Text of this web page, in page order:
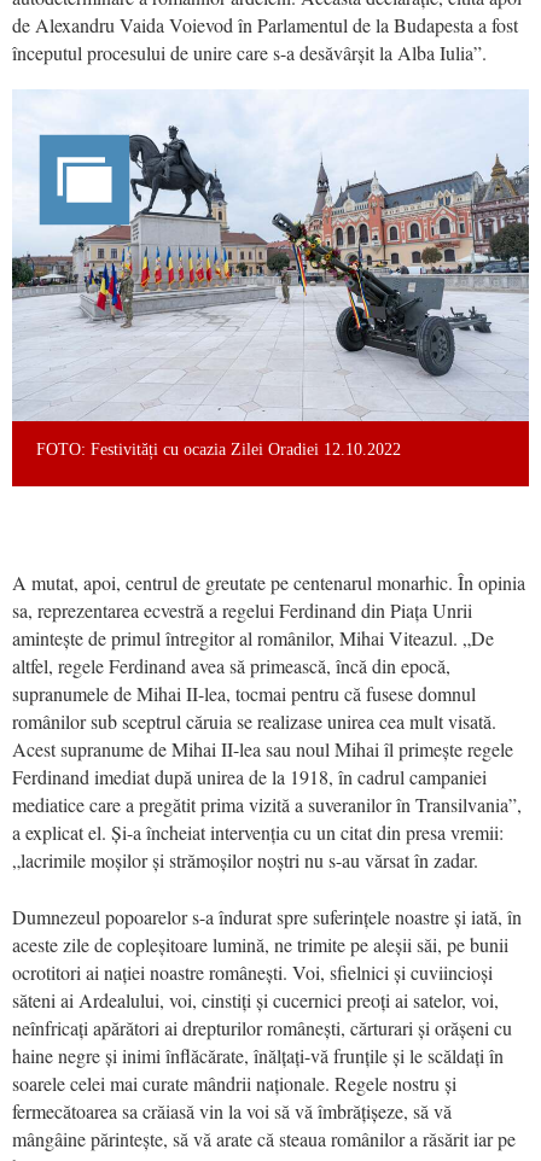
de Alexandru Vaida Voievod în Parlamentul de la Budapesta a fost
începutul procesului de unire care s-a desăvârșit la Alba Iulia”.
FOTO: Festivități cu ocazia Zilei Oradiei 12.10.2022
A mutat, apoi, centrul de greutate pe centenarul monarhic. În opinia
sa, reprezentarea ecvestră a regelui Ferdinand din Piața Unrii
amintește de primul întregitor al românilor, Mihai Viteazul. „De
altfel, regele Ferdinand avea să primească, încă din epocă,
supranumele de Mihai II-lea, tocmai pentru că fusese domnul
românilor sub sceptrul căruia se realizase unirea cea mult visată.
Acest supranume de Mihai II-lea sau noul Mihai îl primește regele
Ferdinand imediat după unirea de la 1918, în cadrul campaniei
mediatice care a pregătit prima vizită a suveranilor în Transilvania”,
a explicat el. Și-a încheiat intervenția cu un citat din presa vremii:
„lacrimile moșilor și strămoșilor noștri nu s-au vărsat în zadar.
Dumnezeul popoarelor s-a îndurat spre suferințele noastre și iată, în
aceste zile de copleșitoare lumină, ne trimite pe aleșii săi, pe bunii
ocrotitori ai nației noastre românești. Voi, sfielnici și cuviincioși
săteni ai Ardealului, voi, cinstiți și cucernici preoți ai satelor, voi,
neînfricați apărători ai drepturilor românești, cărturari și orășeni cu
haine negre și inimi înflăcărate, înălțați-vă frunțile și le scăldați în
soarele celei mai curate mândrii naționale. Regele nostru și
fermecătoarea sa crăiasă vin la voi să vă îmbrățișeze, să vă
mângâine părintește, să vă arate că steaua românilor a răsărit iar pe